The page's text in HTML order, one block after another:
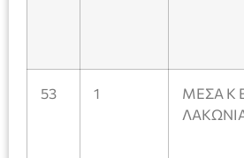
53 1
ΜΕΣΑ Κ